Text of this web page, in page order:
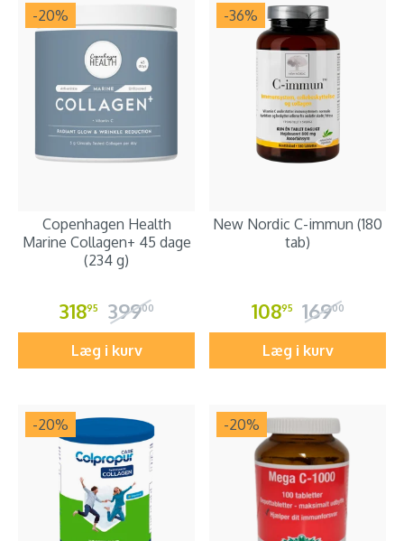
-20%
Copenhagen Health
Marine Collagen+ 45 dage
(234 g)
31895 39900
Læg i kurv
-36%
New Nordic C-immun (180
tab)
10895 16900
Læg i kurv
-20% -20%